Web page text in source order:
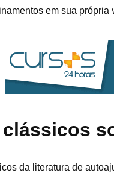
em sua própria
da literatura de